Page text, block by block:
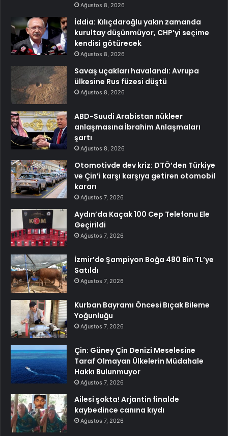
Ağustos 8, 2026
İddia: Kılıçdaroğlu yakın zamanda
kurultay düşünmüyor, CHP’yi seçime
kendisi götürecek
Ağustos 8, 2026
Savaş uçakları havalandı: Avrupa
ülkesine Rus füzesi düştü
Ağustos 8, 2026
ABD-Suudi Arabistan nükleer
anlaşmasına İbrahim Anlaşmaları
şartı
Ağustos 8, 2026
Otomotivde dev kriz: DTÖ’den Türkiye
ve Çin’i karşı karşıya getiren otomobil
kararı
Ağustos 7, 2026
Aydın’da Kaçak 100 Cep Telefonu Ele
Geçirildi
Ağustos 7, 2026
İzmir’de Şampiyon Boğa 480 Bin TL’ye
Satıldı
Ağustos 7, 2026
Kurban Bayramı Öncesi Bıçak Bileme
Yoğunluğu
Ağustos 7, 2026
Çin: Güney Çin Denizi Meselesine
Taraf Olmayan Ülkelerin Müdahale
Hakkı Bulunmuyor
Ağustos 7, 2026
Ailesi şokta! Arjantin finalde
kaybedince canına kıydı
Ağustos 7, 2026